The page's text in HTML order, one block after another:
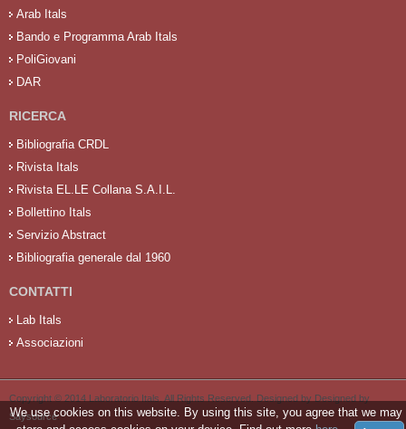
Arab Itals
Bando e Programma Arab Itals
PoliGiovani
DAR
RICERCA
Bibliografia CRDL
Rivista Itals
Rivista EL.LE Collana S.A.I.L.
Bollettino Itals
Servizio Abstract
Bibliografia generale dal 1960
CONTATTI
Lab Itals
Associazioni
Copyright © 2014 Laboratorio Itals. All Rights Reserved. Designed by Designed by
Saysource.
We use cookies on this website. By using this site, you agree that we may